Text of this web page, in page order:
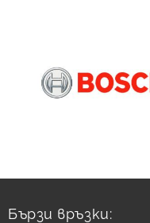
Бързи връзки: